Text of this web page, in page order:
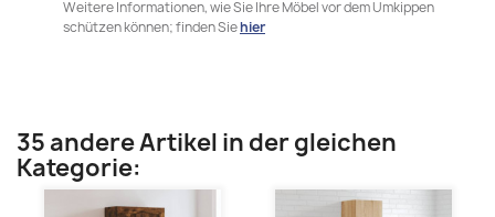
Weitere Informationen, wie Sie Ihre Möbel vor dem Umkippen
schützen können; finden Siehier
35 andere Artikel in der gleichen
Kategorie: